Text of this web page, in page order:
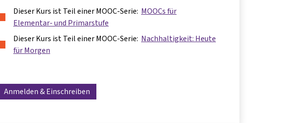
Dieser Kurs ist Teil einer MOOC-Serie: MOOCs für
Elementar- und Primarstufe
Dieser Kurs ist Teil einer MOOC-Serie: Nachhaltigkeit: Heute
für Morgen
Anmelden & Einschreiben